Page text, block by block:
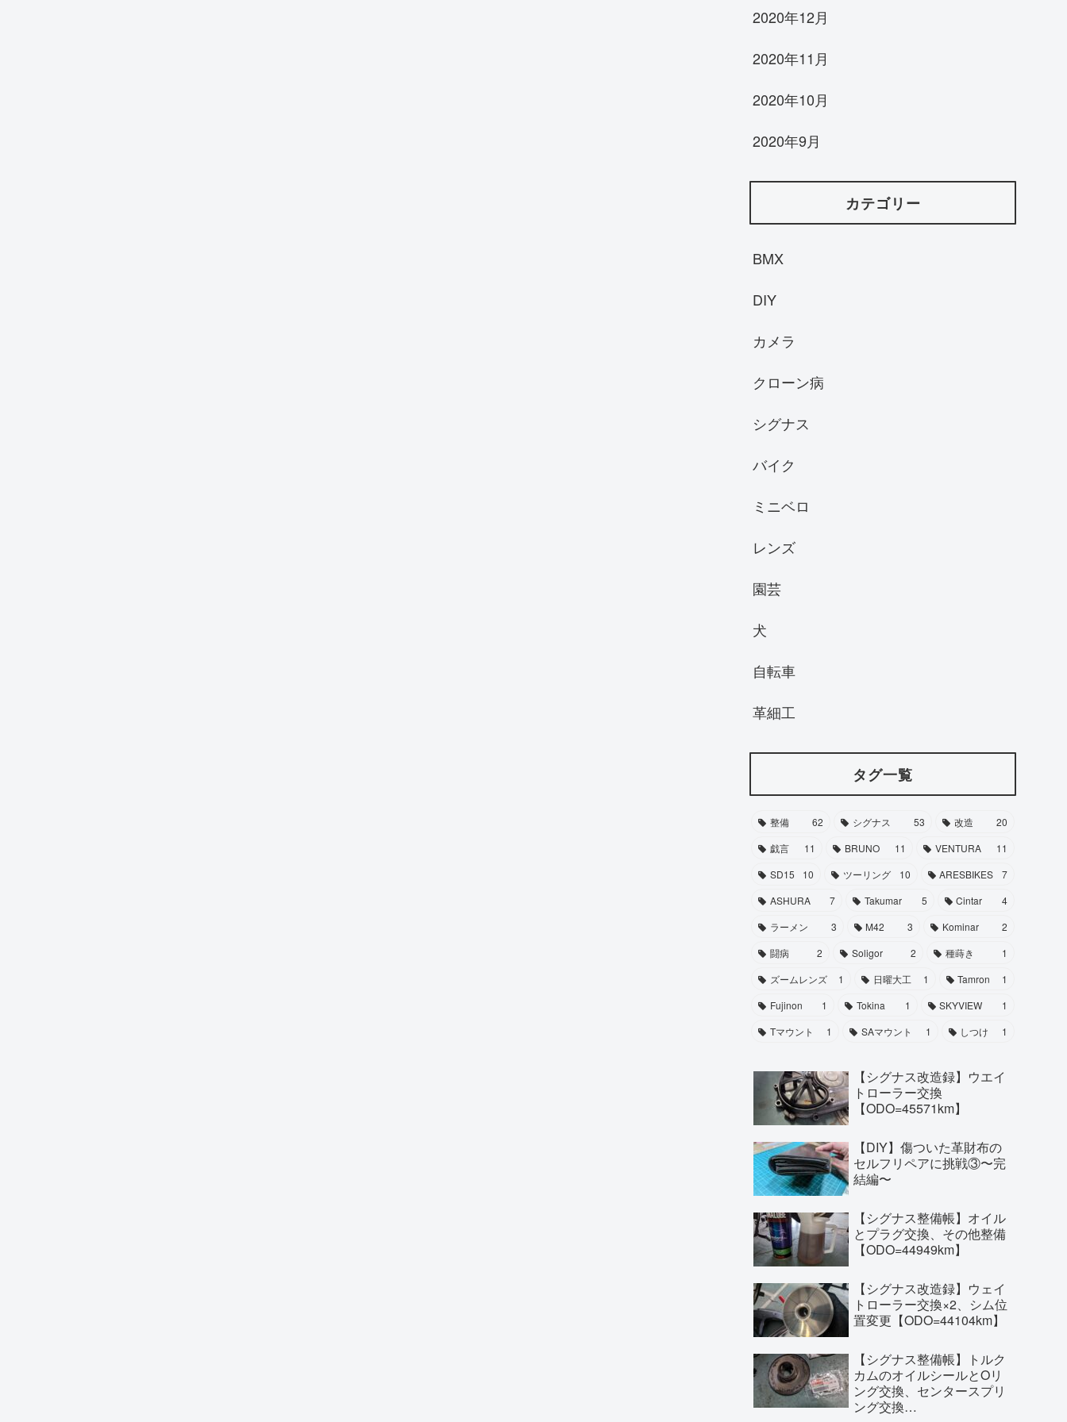
2020年12月
2020年11月
2020年10月
2020年9月
カテゴリー
BMX
DIY
カメラ
クローン病
シグナス
バイク
ミニベロ
レンズ
園芸
犬
自転車
革細工
タグ一覧
整備 62 シグナス 53 改造
20
戯言
11 BRUNO 11 VENTURA
11
SD15
10 ツーリング 10 ARESBIKES
7
ASHURA
7 Takumar 5 Cintar
4
ラーメン
3 M42 3 Kominar
2
闘病
2 Soligor 2 種蒔き
1
ズームレンズ
1 日曜大工 1 Tamron
1
Fujinon
1 Tokina 1 SKYVIEW
1
Tマウント
1 SAマウント 1 しつけ 1
【シグナス改造録】ウエイ
トローラー交換
【ODO=45571km】
【DIY】傷ついた革財布の
セルフリペアに挑戦③〜完
結編〜
【シグナス整備帳】オイル
とプラグ交換、その他整備
【ODO=44949km】
【シグナス改造録】ウェイ
トローラー交換×2、シム位
置変更【ODO=44104km】
【シグナス整備帳】トルク
カムのオイルシールとOリ
ング交換、センタースプリ
ング交換